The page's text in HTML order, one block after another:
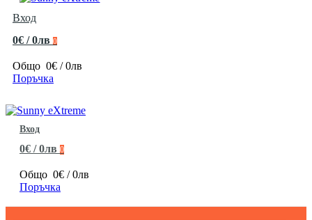
Вход
0€ / 0лв 0
Общо 0€ / 0лв
Поръчка
Вход
0€ / 0лв 0
Общо 0€ / 0лв
Поръчка